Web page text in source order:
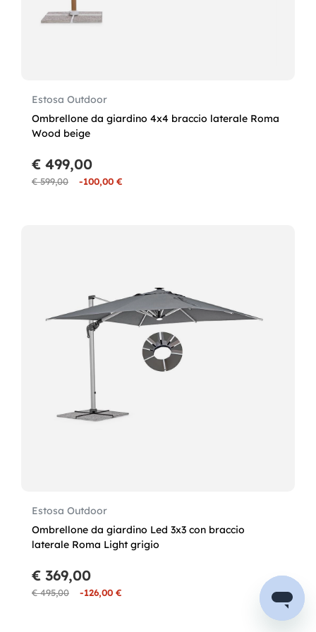
Estosa Outdoor
Ombrellone da giardino 4x4 braccio laterale Roma
Wood beige
€ 599,00 -100,00 €
€ 499,00
Estosa Outdoor
Ombrellone da giardino Led 3x3 con braccio
laterale Roma Light grigio
€ 495,00 -126,00 €
€ 369,00